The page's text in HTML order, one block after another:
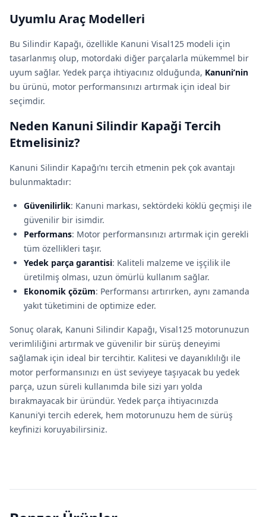
Uyumlu Araç Modelleri
Bu Silindir Kapağı, özellikle Kanuni Visal125 modeli için
tasarlanmış olup, motordaki diğer parçalarla mükemmel bir
uyum sağlar. Yedek parça ihtiyacınız olduğunda, Kanuni’nin
bu ürünü, motor performansınızı artırmak için ideal bir
seçimdir.
Neden Kanuni Silindir Kapaği Tercih
Etmelisiniz?
Kanuni Silindir Kapağı’nı tercih etmenin pek çok avantajı
bulunmaktadır:
Güvenilirlik: Kanuni markası, sektördeki köklü geçmişi ile
güvenilir bir isimdir.
Performans: Motor performansınızı artırmak için gerekli
tüm özellikleri taşır.
Yedek parça garantisi: Kaliteli malzeme ve işçilik ile
üretilmiş olması, uzun ömürlü kullanım sağlar.
Ekonomik çözüm: Performansı artırırken, aynı zamanda
yakıt tüketimini de optimize eder.
Sonuç olarak, Kanuni Silindir Kapağı, Visal125 motorunuzun
verimliliğini artırmak ve güvenilir bir sürüş deneyimi
sağlamak için ideal bir tercihtir. Kalitesi ve dayanıklılığı ile
motor performansınızı en üst seviyeye taşıyacak bu yedek
parça, uzun süreli kullanımda bile sizi yarı yolda
bırakmayacak bir üründür. Yedek parça ihtiyacınızda
Kanuni’yi tercih ederek, hem motorunuzu hem de sürüş
keyfinizi koruyabilirsiniz.